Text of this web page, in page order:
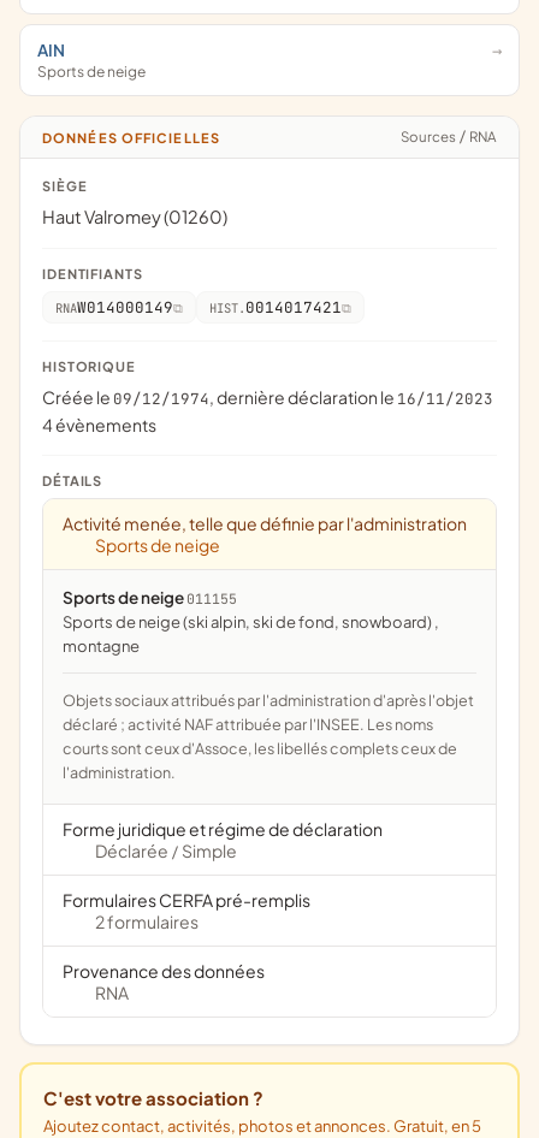
AIN
Sports de neige
DONNÉES OFFICIELLES Sources / RNA
SIÈGE
Haut Valromey (01260)
IDENTIFIANTS
RNAW014000149 HIST. 0014017421
HISTORIQUE
Créée le 09/12/1974, dernière déclaration le 16/11/2023
4 évènements
DÉTAILS
Activité menée, telle que définie par l'administration
Sports de neige
Sports de neige 011155
Sports de neige (ski alpin, ski de fond, snowboard) ,
montagne
Objets sociaux attribués par l'administration d'après l'objet
déclaré ; activité NAF attribuée par l'INSEE. Les noms
courts sont ceux d'Assoce, les libellés complets ceux de
l'administration.
Forme juridique et régime de déclaration
Déclarée / Simple
Formulaires CERFA pré-remplis
2 formulaires
Provenance des données
RNA
C'est votre association ?
Ajoutez contact, activités, photos et annonces. Gratuit, en 5